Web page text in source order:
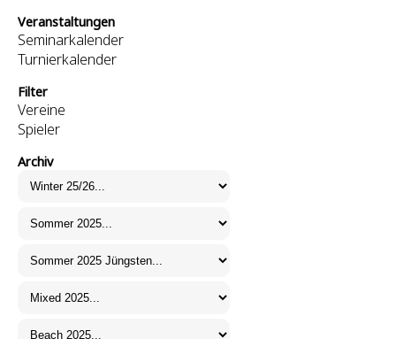
Veranstaltungen
Seminarkalender
Turnierkalender
Filter
Vereine
Spieler
Archiv